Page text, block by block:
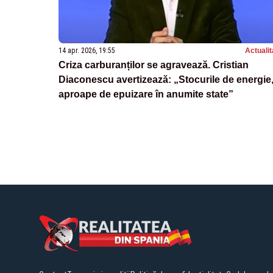
14 apr. 2026, 19:55
Criza carburanților se agravează. Cristian
Diaconescu avertizează: „Stocurile de energie,
aproape de epuizare în anumite state”